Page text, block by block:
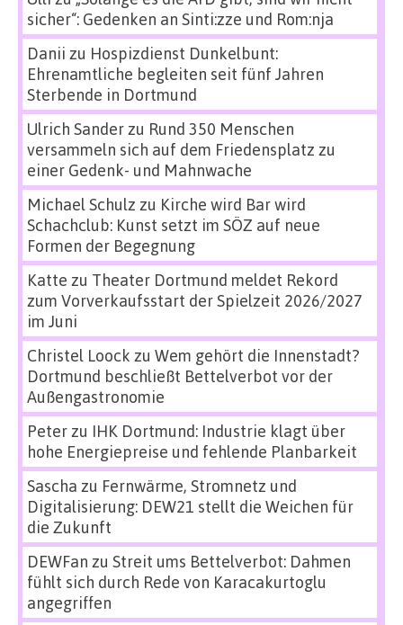
sicher“: Gedenken an Sinti:zze und Rom:nja
Danii zu Hospizdienst Dunkelbunt:
Ehrenamtliche begleiten seit fünf Jahren
Sterbende in Dortmund
Ulrich Sanderzu Rund 350 Menschen
versammeln sich auf dem Friedensplatz zu
einer Gedenk- und Mahnwache
Michael Schulz zu Kirche wird Bar wird
Schachclub: Kunst setzt im SÖZ auf neue
Formen der Begegnung
Katte zu Theater Dortmund meldet Rekord
zum Vorverkaufsstart der Spielzeit 2026/2027
im Juni
Christel Loock zu Wem gehört die Innenstadt?
Dortmund beschließt Bettelverbot vor der
Außengastronomie
Peterzu IHK Dortmund: Industrie klagt über
hohe Energiepreise und fehlende Planbarkeit
Sascha zu Fernwärme, Stromnetz und
Digitalisierung: DEW21 stellt die Weichen für
die Zukunft
DEWFan zu Streit ums Bettelverbot: Dahmen
fühlt sich durch Rede von Karacakurtoglu
angegriffen